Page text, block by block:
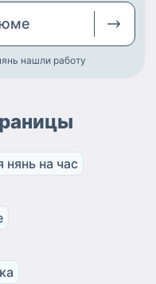
нашли работу
нянь на час